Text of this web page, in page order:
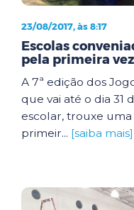
23/08/2017, às 8:17
Escolas
pela primeira vez
A 7ª edição dos
que vai até o dia 31
escolar, trouxe
primeir... [saiba mais]